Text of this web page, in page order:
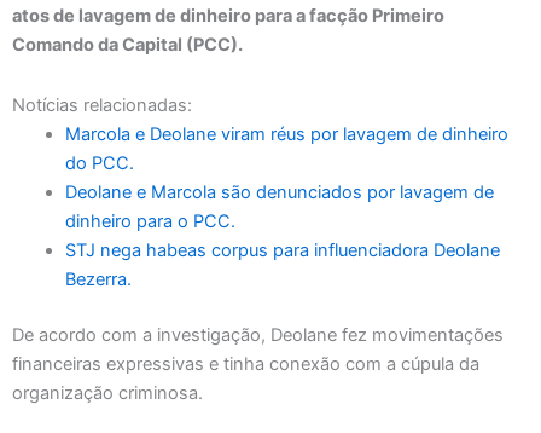
atos de lavagem de dinheiro para a facção Primeiro
Comando da Capital (PCC).
Notícias relacionadas:
Marcola e Deolane viram réus por lavagem de dinheiro
do PCC.
Deolane e Marcola são denunciados por lavagem de
dinheiro para o PCC.
STJ nega habeas corpus para influenciadora Deolane
Bezerra.
De acordo com a investigação, Deolane fez movimentações
financeiras expressivas e tinha conexão com a cúpula da
organização criminosa.